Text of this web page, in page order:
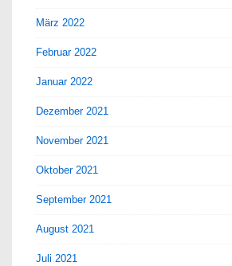
März 2022
Februar 2022
Januar 2022
Dezember 2021
November 2021
Oktober 2021
September 2021
August 2021
Juli 2021